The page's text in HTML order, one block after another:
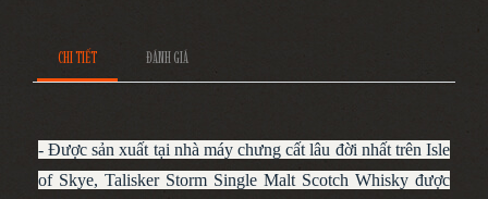
CHI TIẾT ĐÁNH GIÁ
- Được sản xuất tại nhà máy chưng cất lâu đời nhất trên Isle
of Skye, Talisker Storm Single Malt Scotch Whisky được